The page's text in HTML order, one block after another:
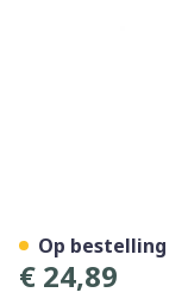
€ 24,89
Op bestelling